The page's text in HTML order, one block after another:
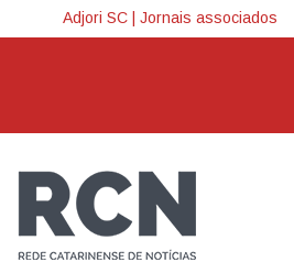
Adjori SC Jornais associados